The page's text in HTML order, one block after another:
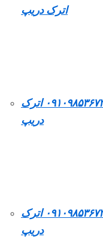
اترک دریپ
لوله پلی اتیلن ۱۶۰ میلیمتری گرگان ۰۹۱۰۹۸۵۳۶۷۳ اترک
دریپ
لوله پلی اتیلن ۱۶۰ میلیمتری سنندج ۰۹۱۰۹۸۵۳۶۷۳ اترک
دریپ